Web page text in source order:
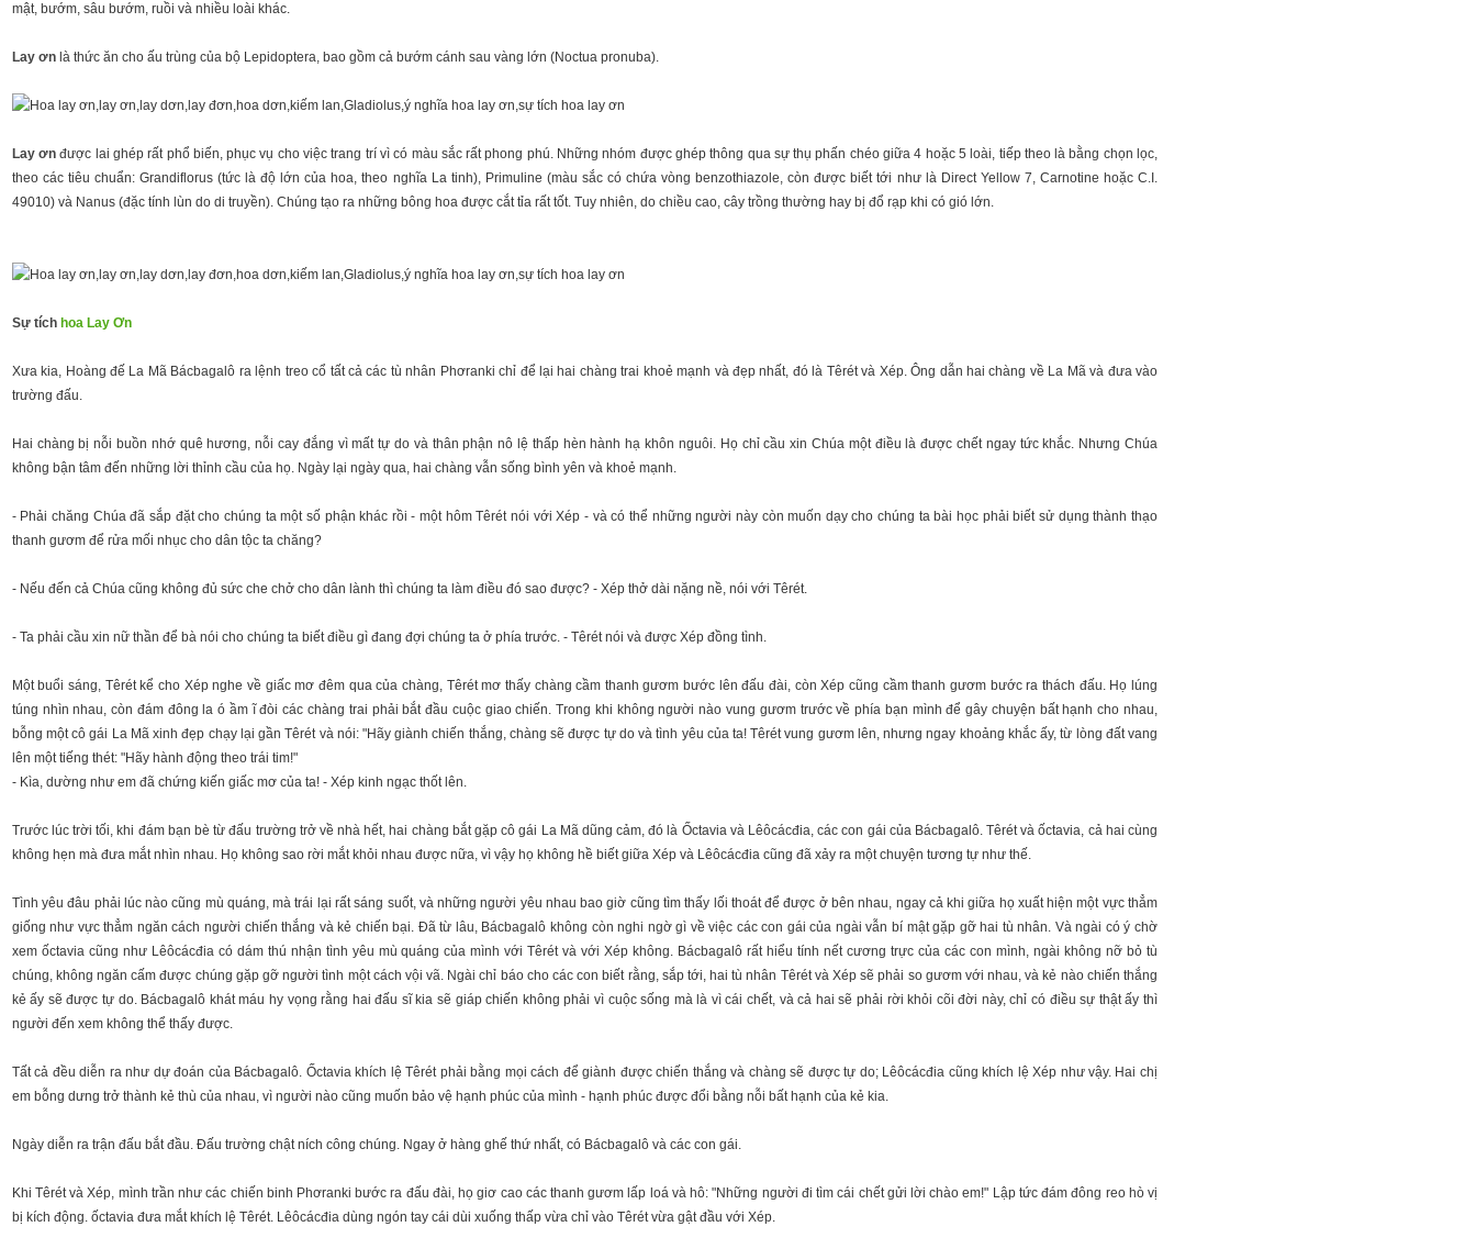
mật, bướm, sâu bướm, ruồi và nhiều loài khác.
Lay ơnlà thức ăn cho ấu trùng của bộ Lepidoptera, bao gồm cả bướm cánh sau vàng lớn (Noctua pronuba).
Lay ơn được lai ghép rất phổ biến, phục vụ cho việc trang trí vì có màu sắc rất phong phú. Những nhóm được ghép thông qua sự thụ phấn chéo giữa 4 hoặc 5 loài, tiếp theo là bằng chọn lọc,
theo các tiêu chuẩn: Grandiflorus (tức là độ lớn của hoa, theo nghĩa La tinh), Primuline (màu sắc có chứa vòng benzothiazole, còn được biết tới như là Direct Yellow 7, Carnotine hoặc C.I.
49010) và Nanus (đặc tính lùn do di truyền). Chúng tạo ra những bông hoa được cắt tỉa rất tốt. Tuy nhiên, do chiều cao, cây trồng thường hay bị đổ rạp khi có gió lớn.
Sự tích hoa Lay Ơn
Xưa kia, Hoàng đế La Mã Bácbagalô ra lệnh treo cổ tất cả các tù nhân Phơranki chỉ để lại hai chàng trai khoẻ mạnh và đẹp nhất, đó là Têrét và Xép. Ông dẫn hai chàng về La Mã và đưa vào
trường đấu.
Hai chàng bị nỗi buồn nhớ quê hương, nỗi cay đắng vì mất tự do và thân phận nô lệ thấp hèn hành hạ khôn nguôi. Họ chỉ cầu xin Chúa một điều là được chết ngay tức khắc. Nhưng Chúa
không bận tâm đến những lời thỉnh cầu của họ. Ngày lại ngày qua, hai chàng vẫn sống bình yên và khoẻ mạnh.
- Phải chăng Chúa đã sắp đặt cho chúng ta một số phận khác rồi - một hôm Têrét nói với Xép - và có thể những người này còn muốn dạy cho chúng ta bài học phải biết sử dụng thành thạo
thanh gươm để rửa mối nhục cho dân tộc ta chăng?
- Nếu đến cả Chúa cũng không đủ sức che chở cho dân lành thì chúng ta làm điều đó sao được? - Xép thở dài nặng nề, nói với Têrét.
- Ta phải cầu xin nữ thần để bà nói cho chúng ta biết điều gì đang đợi chúng ta ở phía trước. - Têrét nói và được Xép đồng tình.
Một buổi sáng, Têrét kể cho Xép nghe về giấc mơ đêm qua của chàng, Têrét mơ thấy chàng cầm thanh gươm bước lên đấu đài, còn Xép cũng cầm thanh gươm bước ra thách đấu. Họ lúng
túng nhìn nhau, còn đám đông la ó ầm ĩ đòi các chàng trai phải bắt đầu cuộc giao chiến. Trong khi không người nào vung gươm trước về phía bạn mình để gây chuyện bất hạnh cho nhau,
bỗng một cô gái La Mã xinh đẹp chạy lại gần Têrét và nói: "Hãy giành chiến thắng, chàng sẽ được tự do và tình yêu của ta! Têrét vung gươm lên, nhưng ngay khoảng khắc ấy, từ lòng đất vang
lên một tiếng thét: "Hãy hành động theo trái tim!"
- Kìa, dường như em đã chứng kiến giấc mơ của ta! - Xép kinh ngạc thốt lên.
Trước lúc trời tối, khi đám bạn bè từ đấu trường trở về nhà hết, hai chàng bắt gặp cô gái La Mã dũng cảm, đó là Ốctavia và Lêôcácđia, các con gái của Bácbagalô. Têrét và ốctavia, cả hai cùng
không hẹn mà đưa mắt nhìn nhau. Họ không sao rời mắt khỏi nhau được nữa, vì vậy họ không hề biết giữa Xép và Lêôcácđia cũng đã xảy ra một chuyện tương tự như thế.
Tình yêu đâu phải lúc nào cũng mù quáng, mà trái lại rất sáng suốt, và những người yêu nhau bao giờ cũng tìm thấy lối thoát để được ở bên nhau, ngay cả khi giữa họ xuất hiện một vực thẳm
giống như vực thẳm ngăn cách người chiến thắng và kẻ chiến bại. Đã từ lâu, Bácbagalô không còn nghi ngờ gì về việc các con gái của ngài vẫn bí mật gặp gỡ hai tù nhân. Và ngài có ý chờ
xem ốctavia cũng như Lêôcácđia có dám thú nhận tình yêu mù quáng của mình với Têrét và với Xép không. Bácbagalô rất hiểu tính nết cương trực của các con mình, ngài không nỡ bỏ tù
chúng, không ngăn cấm được chúng gặp gỡ người tình một cách vội vã. Ngài chỉ báo cho các con biết rằng, sắp tới, hai tù nhân Têrét và Xép sẽ phải so gươm với nhau, và kẻ nào chiến thắng
kẻ ấy sẽ được tự do. Bácbagalô khát máu hy vọng rằng hai đấu sĩ kia sẽ giáp chiến không phải vì cuộc sống mà là vì cái chết, và cả hai sẽ phải rời khỏi cõi đời này, chỉ có điều sự thật ấy thì
người đến xem không thể thấy được.
Tất cả đều diễn ra như dự đoán của Bácbagalô. Ốctavia khích lệ Têrét phải bằng mọi cách để giành được chiến thắng và chàng sẽ được tự do; Lêôcácđia cũng khích lệ Xép như vậy. Hai chị
em bỗng dưng trở thành kẻ thù của nhau, vì người nào cũng muốn bảo vệ hạnh phúc của mình - hạnh phúc được đổi bằng nỗi bất hạnh của kẻ kia.
Ngày diễn ra trận đấu bắt đầu. Đấu trường chật ních công chúng. Ngay ở hàng ghế thứ nhất, có Bácbagalô và các con gái.
Khi Têrét và Xép, mình trần như các chiến binh Phơranki bước ra đấu đài, họ giơ cao các thanh gươm lấp loá và hô: "Những người đi tìm cái chết gửi lời chào em!" Lập tức đám đông reo hò vị
bị kích động. ốctavia đưa mắt khích lệ Têrét. Lêôcácđia dùng ngón tay cái dùi xuống thấp vừa chỉ vào Têrét vừa gật đầu với Xép.